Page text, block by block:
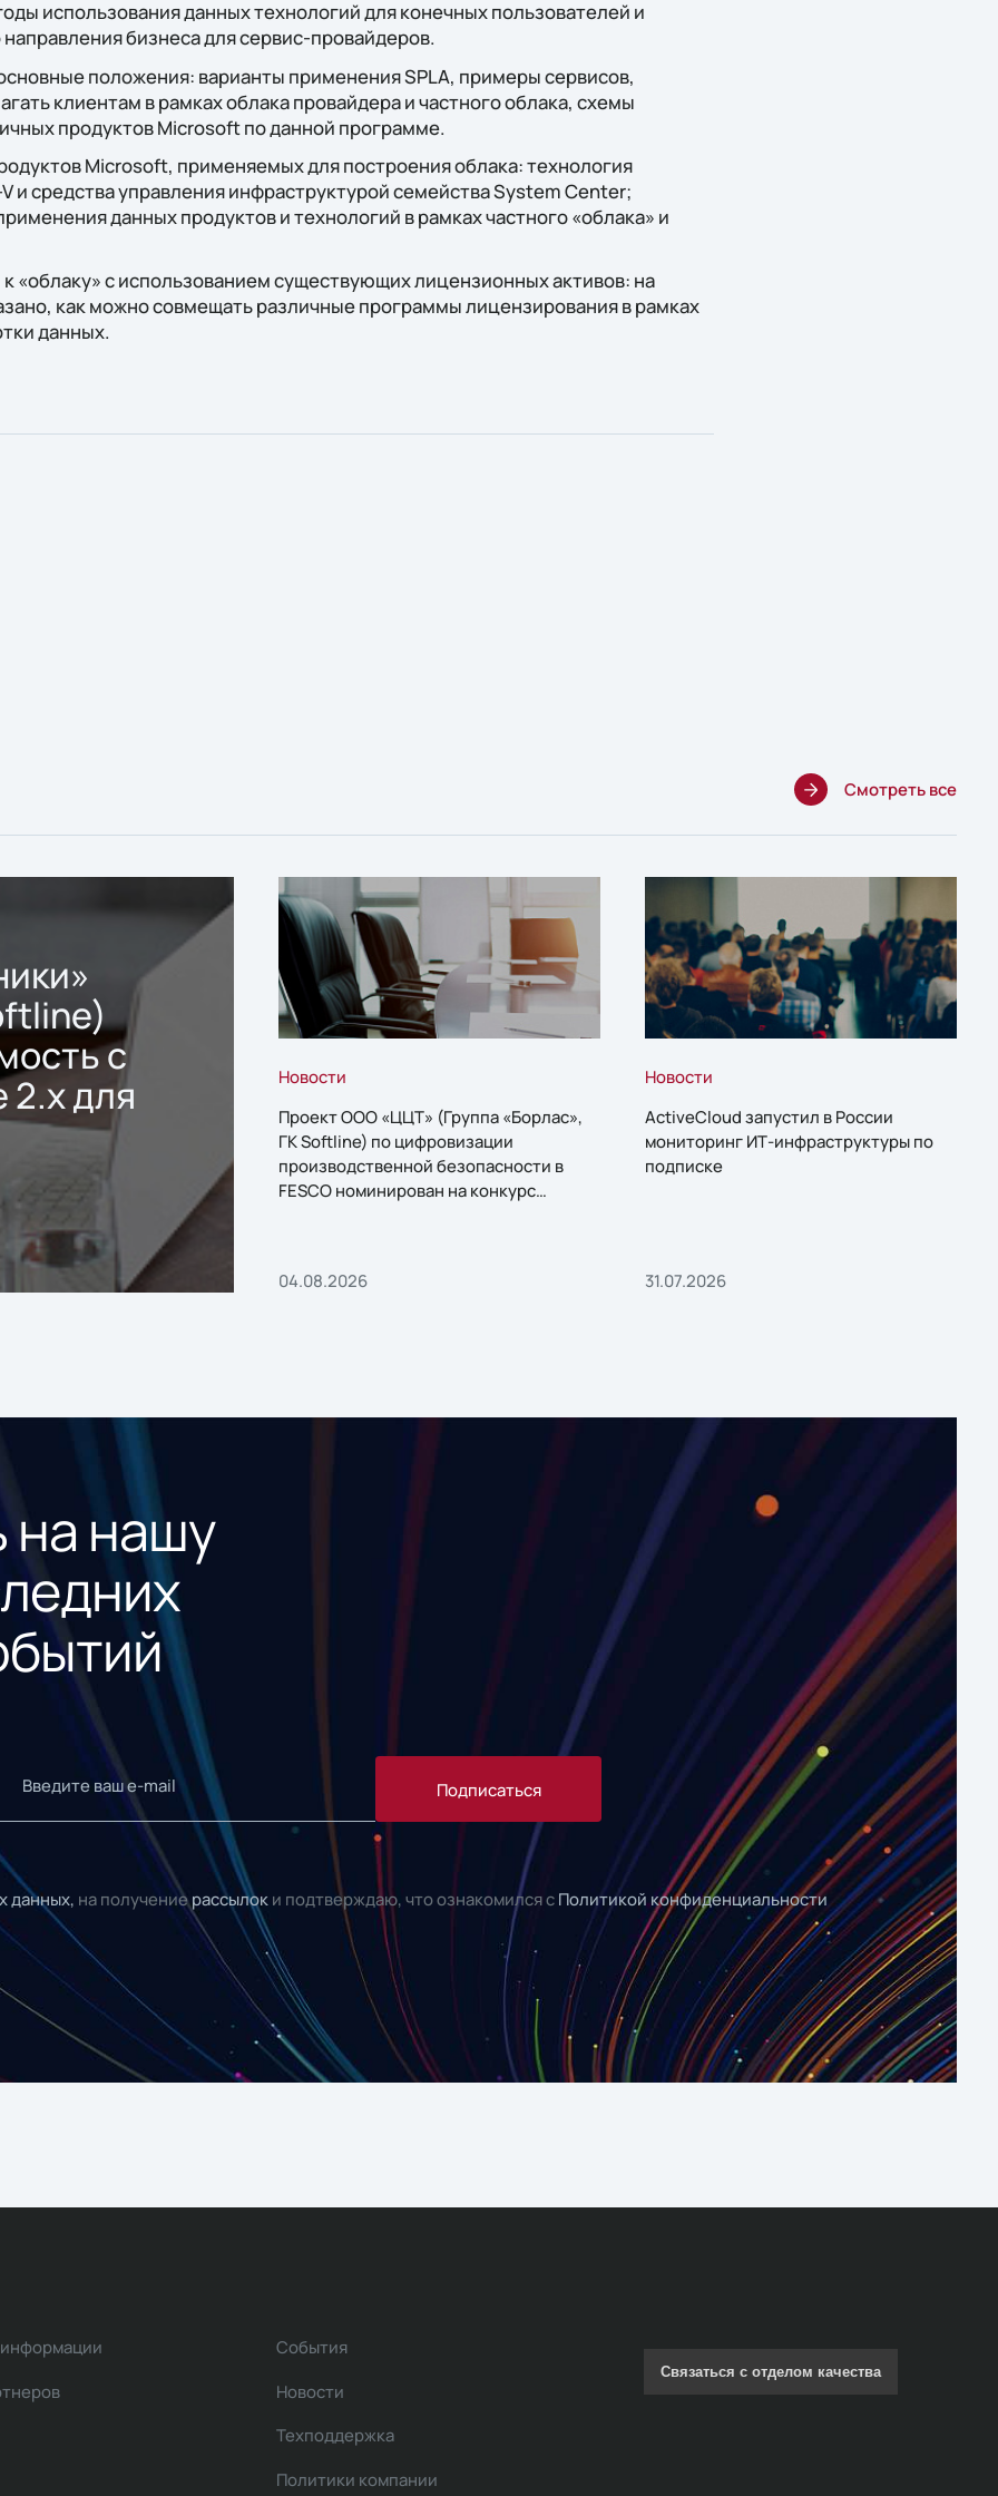
использования данных технологий для конечных пользователей и
бизнеса для сервис-провайдеров.
положения: варианты применения SPLA, примеры сервисов,
клиентам в рамках облака провайдера и частного облака, схемы
продуктов Microsoft по данной программе.
Microsoft, применяемых для построения облака: технология
и средства управления инфраструктурой семейства System Center;
данных продуктов и технологий в рамках частного «облака» и
«облаку» с использованием существующих лицензионных активов: на
как можно совмещать различные программы лицензирования в рамках
данных.
Смотреть все
с
2.x для
Новости
Проект ООО «ЦЦТ» (Группа «Борлас»,
ГК Softline) по цифровизации
производственной безопасности в
FESCO номинирован на конкурс
04.08.2026
Новости
ActiveCloud запустил в России
мониторинг ИТ-инфраструктуры по
подписке
31.07.2026
нашу
Подписаться
данных, на получениерассылок и подтверждаю, что ознакомился с Политикой конфиденциальности
События
Новости
Техподдержка
Политики компании
Связаться с отделом качества